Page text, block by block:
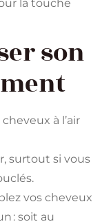
la touche
son
à l’air
surtout si vous
vos cheveux
: soit au